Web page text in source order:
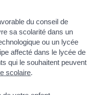
du conseil de
sa scolarité dans un
ou un lycée
affecté dans le lycée de
qui le souhaitent peuvent
scolaire.